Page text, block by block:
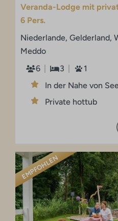
Veranda-Lodge mit
6 Pers.
Niederlande, Gelderland,
Meddo
6
3
1
In der Nahe von
Private hottub
EMPFOHLEN